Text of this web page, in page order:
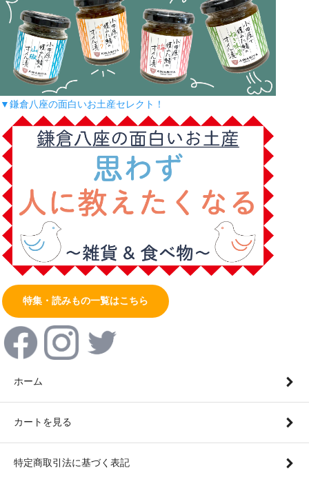
▼鎌倉八座の面白いお土産セレクト！
特集・読みもの一覧はこちら
ホーム
カートを見る
特定商取引法に基づく表記